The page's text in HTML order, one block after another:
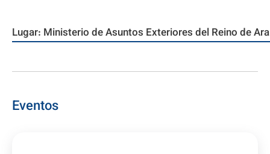
Lugar: Ministerio de Asuntos Exteriores del Reino de
Eventos